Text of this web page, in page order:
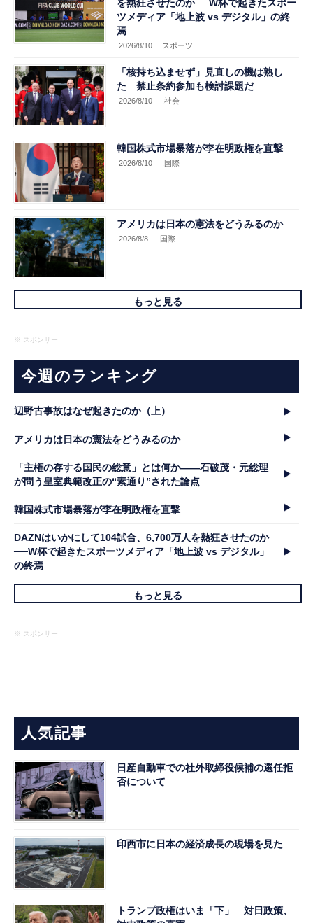
を熱狂させたのか──W杯で起きたスポー
ツメディア「地上波 vs デジタル」の終
焉
2026/8/10 スポーツ
「核持ち込ませず」見直しの機は熟し
た 禁止条約参加も検討課題だ
2026/8/10 .社会
韓国株式市場暴落が李在明政権を直撃
2026/8/10 .国際
アメリカは日本の憲法をどうみるのか
2026/8/8 .国際
もっと見る
※ スポンサー
今週のランキング
辺野古事故はなぜ起きたのか（上）
アメリカは日本の憲法をどうみるのか
「主権の存する国民の総意」とは何か――石破茂・元総理
が問う皇室典範改正の“素通り”された論点
韓国株式市場暴落が李在明政権を直撃
DAZNはいかにして104試合、6,700万人を熱狂させたのか
──W杯で起きたスポーツメディア「地上波 vs デジタル」
の終焉
もっと見る
※ スポンサー
人気記事
日産自動車での社外取締役候補の選任拒
否について
印西市に日本の経済成長の現場を見た
トランプ政権はいま「下」 対日政策、